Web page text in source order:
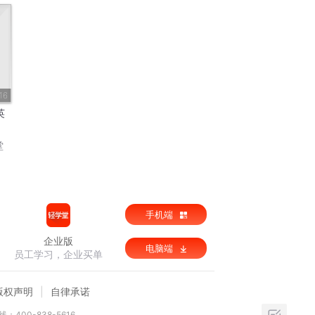
企业版
员工学习，企业买单
手机端
电脑端
权声明 自律承诺